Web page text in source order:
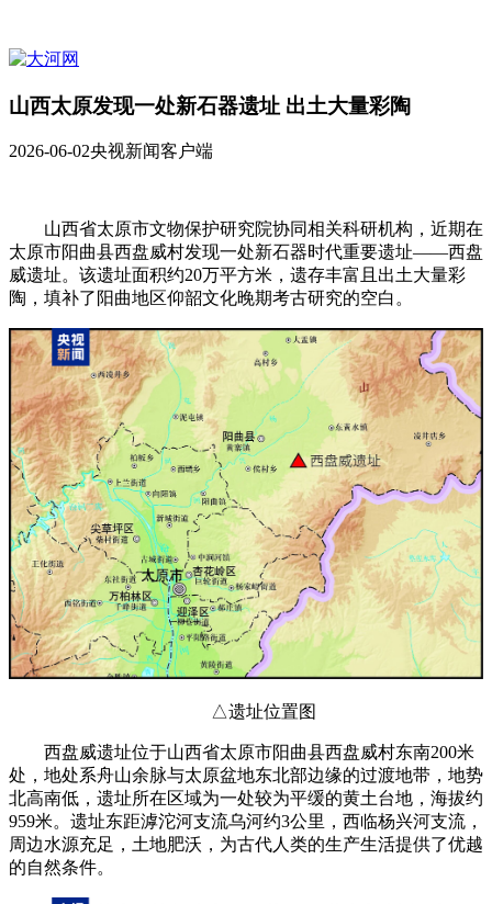
山西太原发现一处新石器遗址 出土大量彩陶
2026-06-02央视新闻客户端
山西省太原市文物保护研究院协同相关科研机构，近期在
太原市阳曲县西盘威村发现一处新石器时代重要遗址——西盘
威遗址。该遗址面积约20万平方米，遗存丰富且出土大量彩
陶，填补了阳曲地区仰韶文化晚期考古研究的空白。
△遗址位置图
西盘威遗址位于山西省太原市阳曲县西盘威村东南200米
处，地处系舟山余脉与太原盆地东北部边缘的过渡地带，地势
北高南低，遗址所在区域为一处较为平缓的黄土台地，海拔约
959米。遗址东距滹沱河支流乌河约3公里，西临杨兴河支流，
周边水源充足，土地肥沃，为古代人类的生产生活提供了优越
的自然条件。